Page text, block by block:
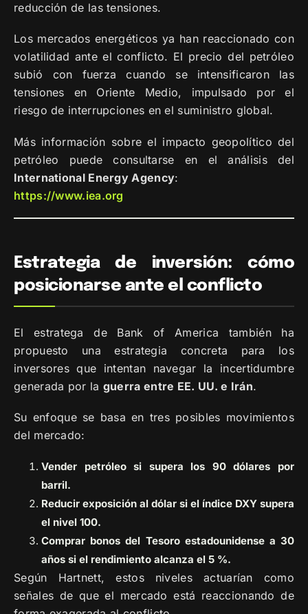
reducción de las tensiones.
Los mercados energéticos ya han reaccionado con
volatilidad ante el conflicto. El precio del petróleo
subió con fuerza cuando se intensificaron las
tensiones en Oriente Medio, impulsado por el
riesgo de interrupciones en el suministro global.
Más información sobre el impacto geopolítico del
petróleo puede consultarse en el análisis del
International Energy Agency:
https://www.iea.org
Estrategia de inversión: cómo
posicionarse ante el conflicto
El estratega de Bank of America también ha
propuesto una estrategia concreta para los
inversores que intentan navegar la incertidumbre
generada por la guerra entre EE. UU. e Irán.
Su enfoque se basa en tres posibles movimientos
del mercado:
Vender petróleo si supera los 90 dólares por
barril.
Reducir exposición al dólar si el índice DXY supera
el nivel 100.
Comprar bonos del Tesoro estadounidense a 30
años si el rendimiento alcanza el 5 %.
Según Hartnett, estos niveles actuarían como
señales de que el mercado está reaccionando de